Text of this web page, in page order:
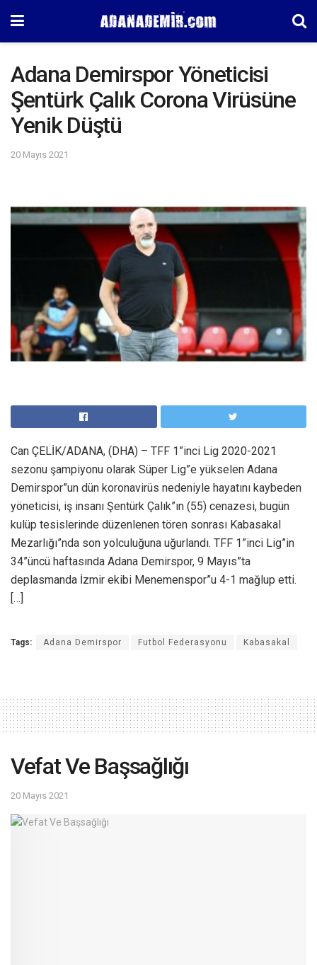
Adana Demirspor Yöneticisi
Şentürk Çalık Corona Virüsüne
Yenik Düştü
20 Mayıs 2021
Can ÇELİK/ADANA, (DHA) – TFF 1”inci Lig 2020-2021
sezonu şampiyonu olarak Süper Lig”e yükselen Adana
Demirspor”un dün koronavirüs nedeniyle hayatını kaybeden
yöneticisi, iş insanı Şentürk Çalık”ın (55) cenazesi, bugün
kulüp tesislerinde düzenlenen tören sonrası Kabasakal
Mezarlığı”nda son yolculuğuna uğurlandı. TFF 1”inci Lig”in
34”üncü haftasında Adana Demirspor, 9 Mayıs”ta
deplasmanda İzmir ekibi Menemenspor”u 4-1 mağlup etti.
[…]
Tags: Adana Demirspor Futbol Federasyonu Kabasakal
Vefat Ve Başsağlığı
20 Mayıs 2021